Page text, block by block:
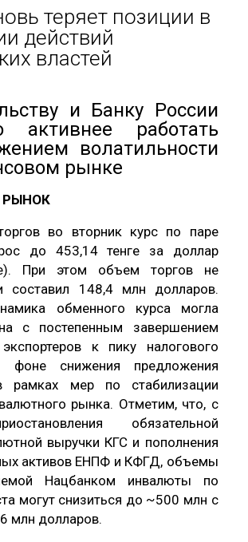
теряет позиции в
действий
властей
и Банку России
активнее работать
волатильности
рынке
во вторник курс по паре
до 453,14 тенге за доллар
При этом объем торгов не
составил 148,4 млн долларов.
обменного курса могла
с постепенным завершением
к пику налогового
фоне снижения предложения
рамках мер по стабилизации
рынка. Отметим, что, с
обязательной
выручки КГС и пополнения
активов ЕНПФ и КФГД, объемы
Нацбанком инвалюты по
могут снизиться до ~500 млн с
млн долларов.